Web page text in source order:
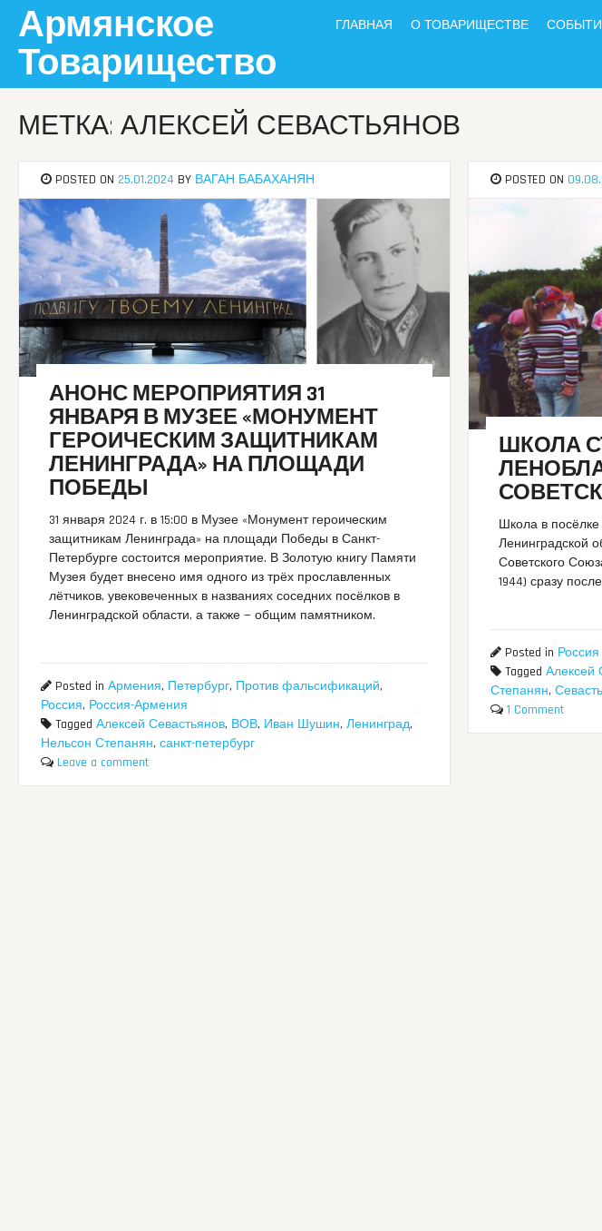
content
Армянское
Товарищество
ГЛАВНАЯ О ТОВАРИЩЕСТВЕ
МЕТКА: АЛЕКСЕЙ СЕВАСТЬЯНОВ
POSTED ON 25.01.2024 BY ВАГАН БАБАХАНЯН
АНОНС МЕРОПРИЯТИЯ 31
ЯНВАРЯ В МУЗЕЕ «МОНУМЕНТ
ГЕРОИЧЕСКИМ ЗАЩИТНИКАМ
ЛЕНИНГРАДА» НА ПЛОЩАДИ
ПОБЕДЫ
31 января 2024 г. в 15:00 в Музее «Монумент героическим
защитникам Ленинграда» на площади Победы в Санкт-
Петербурге состоится мероприятие. В Золотую книгу Памяти
Музея будет внесено имя одного из трёх прославленных
лётчиков, увековеченных в названиях соседних посёлков в
Ленинградской области, а также — общим памятником.
Posted in Армения, Петербург, Против фальсификаций,
Россия, Россия-Армения
Tagged Алексей Севастьянов, ВОВ, Иван Шушин, Ленинград,
Нельсон Степанян, санкт-петербург
Leave a comment
POSTED ON
ШКОЛА
Школа в
Ленинградской
Советского
1944) сразу
Posted in Россия
Tagged Алексей
Степанян,
1 Comment